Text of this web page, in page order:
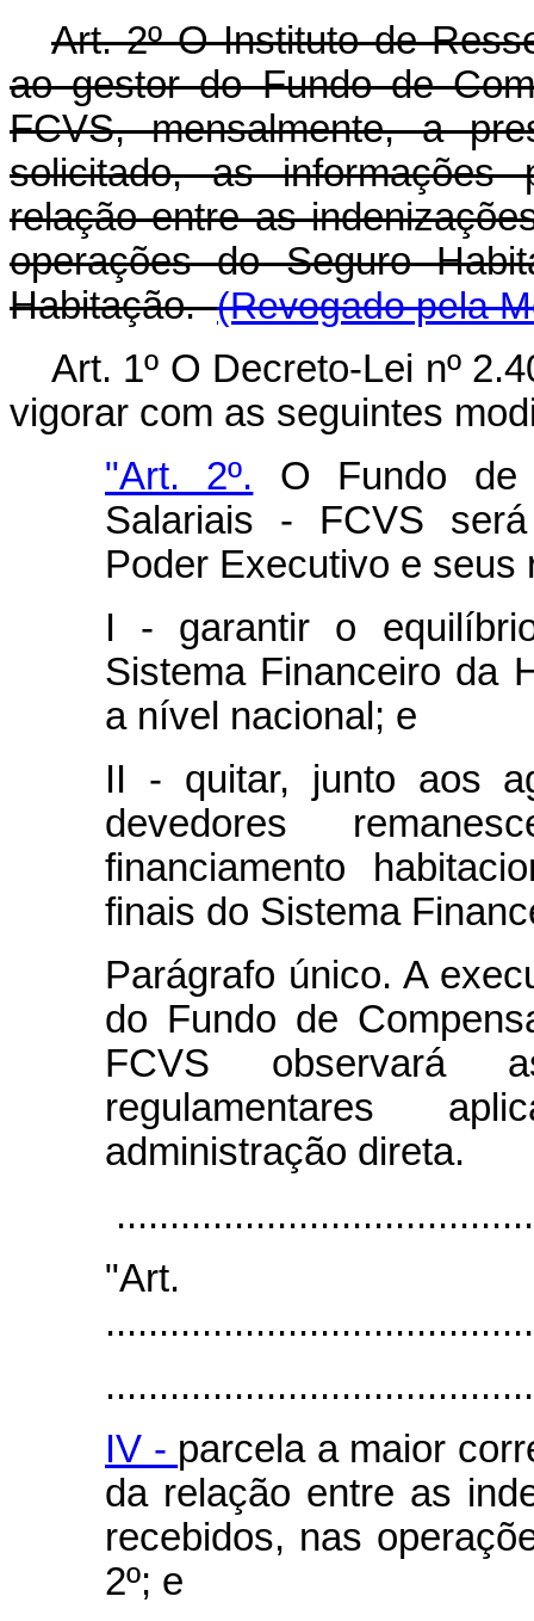
Art. 2º O Instituto de
ao gestor do Fundo de
FCVS, mensalmente, a
solicitado, as informações
relação entre as
operações do Seguro
Habitação.(Revogado pela
Art. 1º O Decreto-Lei nº
vigorar com as seguintes
"Art. 2º. O Fundo de
Salariais - FCVS
Poder Executivo e
I - garantir o
Sistema Financeiro da
a nível nacional; e
II - quitar, junto aos
devedores
financiamento
finais do Sistema
Parágrafo único. A
do Fundo de
FCVS observará
regulamentares
administração direta.
IV - parcela a maior
da relação entre as
recebidos, nas
2º; e